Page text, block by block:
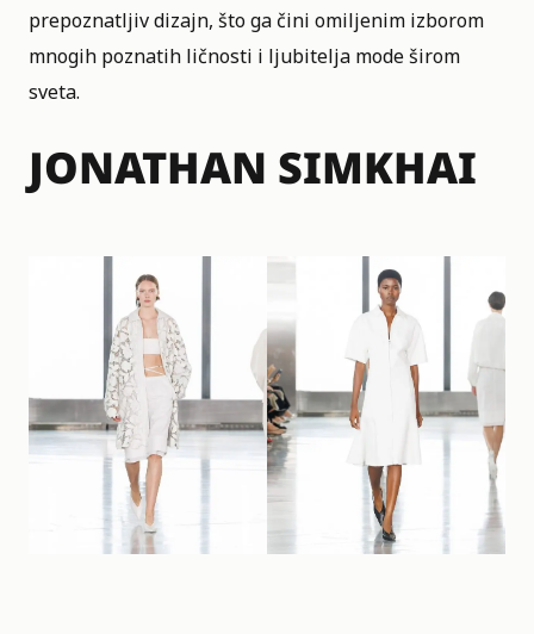
prepoznatljiv dizajn, što ga čini omiljenim izborom
mnogih poznatih ličnosti i ljubitelja mode širom
sveta.
JONATHAN SIMKHAI